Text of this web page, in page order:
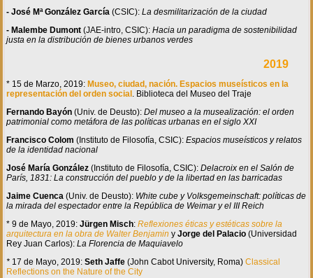
- José Mª González García(CSIC):La desmilitarización de la ciudad
- Malembe Dumont (JAE-intro, CSIC):Hacia un paradigma de sostenibilidad
justa en la distribución de bienes urbanos verdes
2019
* 15 de Marzo, 2019: Museo, ciudad, nación. Espacios museísticos en la
representación del orden social . Biblioteca del Museo del Traje
Fernando Bayón(Univ. de Deusto):Del museo a la musealización: el orden
patrimonial como metáfora de las políticas urbanas en el siglo XXI
Francisco Colom (Instituto de Filosofía, CSIC):Espacios museísticos y relatos
de la identidad nacional
José María González (Instituto de Filosofía, CSIC):Delacroix en el Salón de
París, 1831: La construcción del pueblo y de la libertad en las barricadas
Jaime Cuenca (Univ. de Deusto): White cube y Volksgemeinschaft: políticas de
la mirada del espectador entre la República de Weimar y el III Reich
* 9 de Mayo, 2019:Jürgen Misch:Reflexiones éticas y estéticas sobre la
arquitectura en la obra de Walter Benjamin yJorge del Palacio(Universidad
Rey Juan Carlos): La Florencia de Maquiavelo
* 17 de Mayo, 2019:Seth Jaffe (John Cabot University, Roma)Classical
Reflections on the Nature of the City